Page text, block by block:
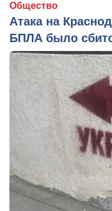
Общество
Атака на
БПЛА было